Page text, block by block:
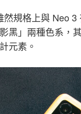
然規格上與 Neo
黑」兩種色系，
元素。